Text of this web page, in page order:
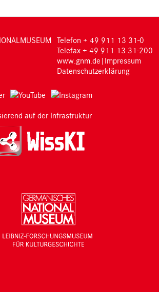
Telefon + 49 911 13 31-0
Telefax + 49 911 13 31-200
www.gnm.de | Impressum
Datenschutzerklärung
auf der Infrastruktur